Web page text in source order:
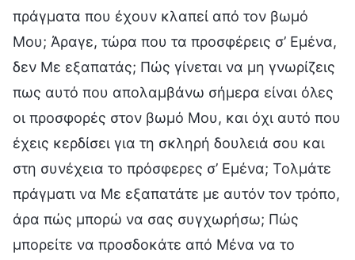
πράγματα που έχουν κλαπεί από τον βωμό
Μου; Άραγε, τώρα που τα προσφέρεις σ’ Εμένα,
δεν Με εξαπατάς; Πώς γίνεται να μη γνωρίζεις
πως αυτό που απολαμβάνω σήμερα είναι όλες
οι προσφορές στον βωμό Μου, και όχι αυτό που
έχεις κερδίσει για τη σκληρή δουλειά σου και
στη συνέχεια το πρόσφερες σ’ Εμένα; Τολμάτε
πράγματι να Με εξαπατάτε με αυτόν τον τρόπο,
άρα πώς μπορώ να σας συγχωρήσω; Πώς
μπορείτε να προσδοκάτε από Μένα να το